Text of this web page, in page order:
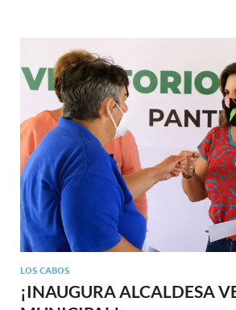
LOS CABOS
¡INAUGURA ALCALDESA